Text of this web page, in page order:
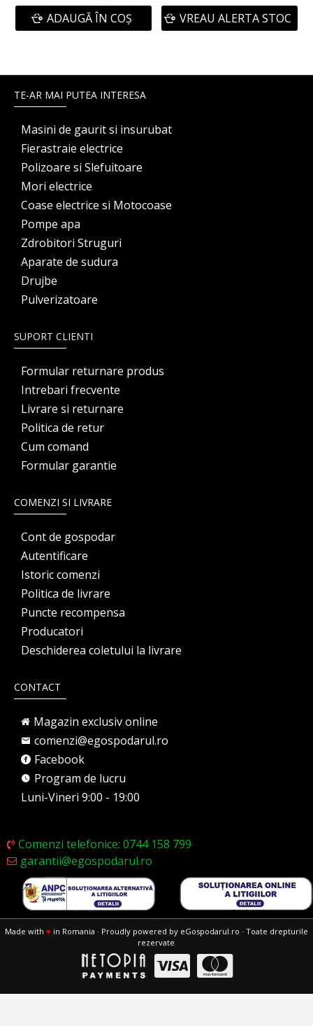
ADAUGĂ ÎN COŞ VREAU ALERTA STOC
TE-AR MAI PUTEA INTERESA
Masini de gaurit si insurubat
Fierastraie electrice
Polizoare si Slefuitoare
Mori electrice
Coase electrice si Motocoase
Pompe apa
Zdrobitori Struguri
Aparate de sudura
Drujbe
Pulverizatoare
SUPORT CLIENTI
Formular returnare produs
Intrebari frecvente
Livrare si returnare
Politica de retur
Cum comand
Formular garantie
COMENZI SI LIVRARE
Cont de gospodar
Autentificare
Istoric comenzi
Politica de livrare
Puncte recompensa
Producatori
Deschiderea coletului la livrare
CONTACT
Magazin exclusiv online
comenzi@egospodarul.ro
Facebook
Program de lucru
Luni-Vineri 9:00 - 19:00
Comenzi telefonice: 0744 158 799
garantii@egospodarul.ro
Made with ♥ in Romania · Proudly powered by eGospodarul.ro · Toate drepturile
rezervate